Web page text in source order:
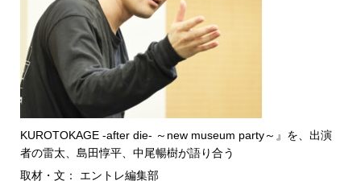
KUROTOKAGE -after die- ～new museum party～』を、出演
者の雷太、島田惇平、中尾暢樹が語り合う
取材・文： エントレ編集部